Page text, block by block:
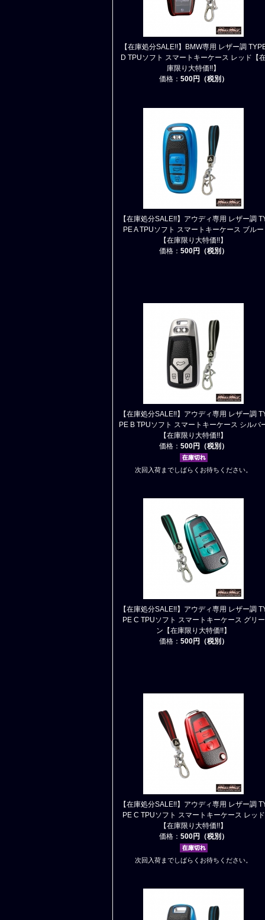
【在庫処分SALE!!】BMW専用 レザー調
D TPUソフト スマートキーケース レッド【
庫限り大特価!!】
価格： 500円（税別）
【在庫処分SALE!!】アウディ専用 レザー調
PE A TPUソフト スマートキーケース ブルー
【在庫限り大特価!!】
価格： 500円（税別）
【在庫処分SALE!!】アウディ専用 レザー調
PE B TPUソフト スマートキーケース シルバ
【在庫限り大特価!!】
価格： 500円（税別）
次回入荷までしばらくお待ちください。
【在庫処分SALE!!】アウディ専用 レザー調
PE C TPUソフト スマートキーケース グリー
ン【在庫限り大特価!!】
価格： 500円（税別）
【在庫処分SALE!!】アウディ専用 レザー調
PE C TPUソフト スマートキーケース レッド
【在庫限り大特価!!】
価格： 500円（税別）
次回入荷までしばらくお待ちください。